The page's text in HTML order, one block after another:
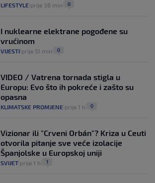
LIFESTYLE prije 38 min 0
I nuklearne elektrane pogođene su
vrućinom
VIJESTI prije 51 min 0
VIDEO / Vatrena tornada stigla u
Europu: Evo što ih pokreće i zašto su
opasna
KLIMATSKE PROMJENE prije 1 h 0
Vizionar ili "Crveni Orbán"? Kriza u Ceuti
otvorila pitanje sve veće izolacije
Španjolske u Europskoj uniji
SVIJET prije 1 h 1